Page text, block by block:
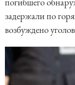
задержали по
возбуждено